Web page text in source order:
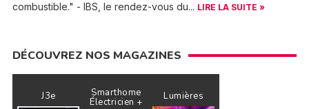
combustible." - IBS, le rendez-vous du... LIRE LA SUITE »
DÉCOUVREZ NOS MAGAZINES
J3e Smarthome
Électricien + Lumières